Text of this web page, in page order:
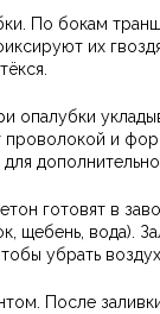
По бокам
их
опалубки
проволокой и
для
готовят в
щебень, вода).
убрать воздух.
После